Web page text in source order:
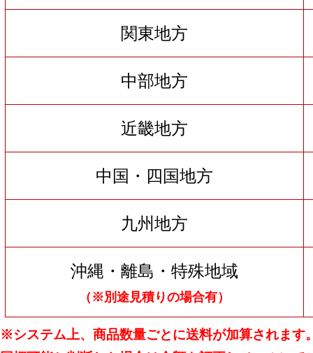
関東地方
中部地方
近畿地方
中国・四国地方
九州地方
沖縄・離島・特殊地域
（※別途見積りの場合有）
※システム上、商品数量ごとに送料が加算されます